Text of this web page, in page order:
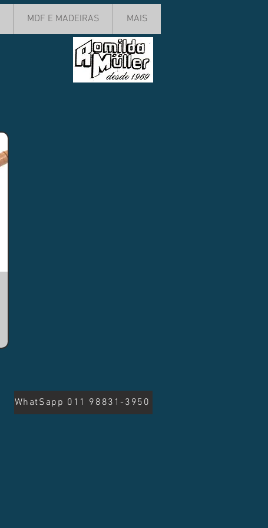
MDF E MADEIRAS MAIS
WhatSapp 011 98831-3950